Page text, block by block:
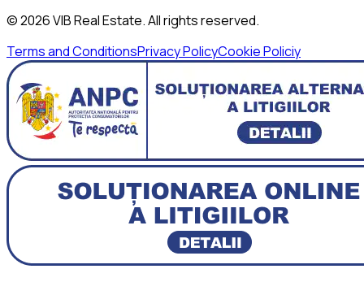
©2026VIB Real Estate. All rights reserved.
Terms and ConditionsPrivacy PolicyCookie Policiy